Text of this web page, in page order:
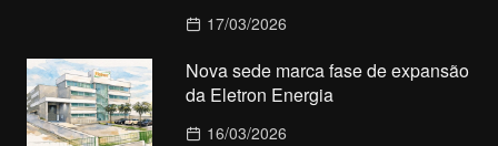
17/03/2026
Nova sede marca fase de expansão
da Eletron Energia
16/03/2026